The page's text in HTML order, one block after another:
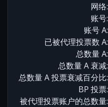
网络:
账号:
账号 A:
已被代理投票数 A:
总数量 A:
总数量 A 衰减:
总数量 A 投票衰减百分比:
BP 投票:
被代理投票账户的总数量: